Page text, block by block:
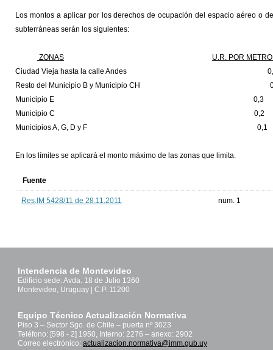
Los montos a aplicar por los derechos de ocupación del espacio aéreo o
subterráneas serán los siguientes:
ZONAS
U.R. POR
Ciudad Vieja hasta la calle Andes
Resto del Municipio B y Municipio CH
Municipio E 0,3
Municipio C 0,2
Municipios A, G, D y F 0,1
En los límites se aplicará el monto máximo de las zonas que limita.
Fuente
Res.IM 5428/11 de 28.11.2011 num. 1
Intendencia de Montevideo
Edificio sede: Avda. 18 de Julio 1360
Montevideo, Uruguay | C.P. 11200
Equipo Técnico Actualización Normativa
Piso 3 – Sector Sgo. de Chile – puerta nº 3023
Teléfono: [598 - 2] 1950, Interno: 2276 – anexo: 2902
Correo electrónico: actualizacion.normativa@imm.gub.uy